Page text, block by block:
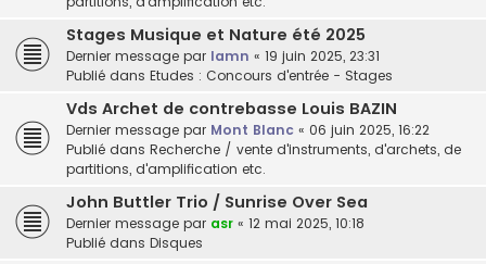
Stages Musique et Nature été 2025
Dernier message par lamn « 19 juin 2025, 23:31
Publié dans Etudes : Concours d'entrée - Stages
Vds Archet de contrebasse Louis BAZIN
Dernier message par Mont Blanc « 06 juin 2025, 16:22
Publié dans Recherche / vente d'instruments, d'archets, de
partitions, d'amplification etc.
John Buttler Trio / Sunrise Over Sea
Dernier message par asr « 12 mai 2025, 10:18
Publié dans Disques